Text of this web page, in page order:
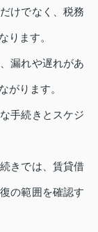
けでなく、税務
ります。
漏れや遅れがあ
がります。
手続きとスケジ
きでは、賃貸借
の範囲を確認す